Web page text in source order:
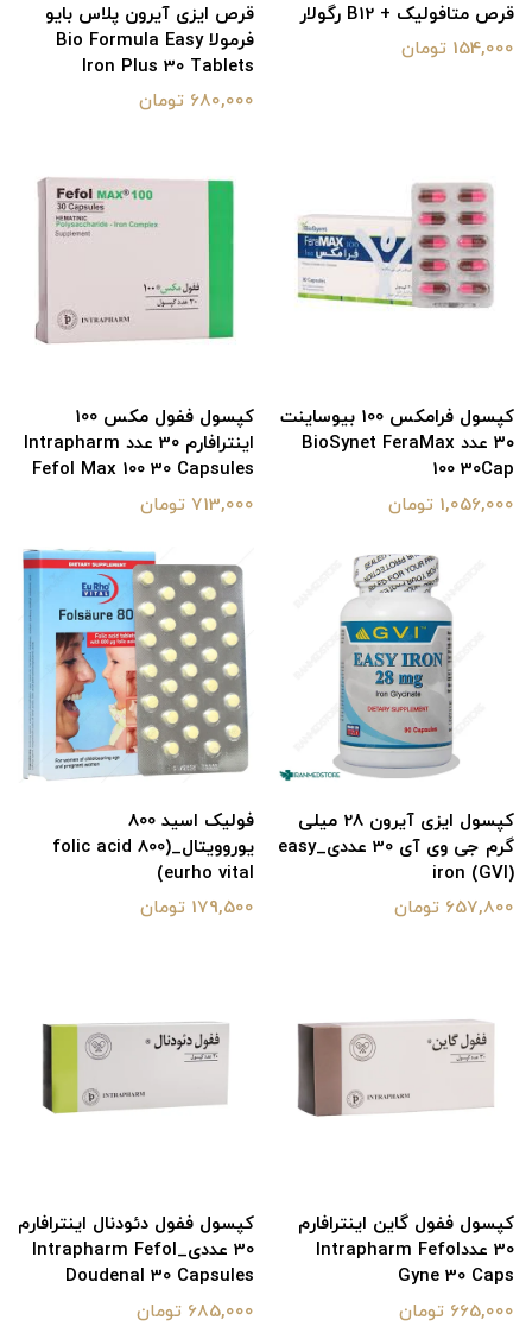
قرص متافولیک + B12 رگولار
154,000 تومان
قرص ایزی آیرون پلاس بایو
فرمولا Bio Formula Easy
Iron Plus 30 Tablets
680,000 تومان
کپسول فرامکس 100 بیوساینت
۳۰ عدد BioSynet FeraMax
100 30Cap
1,056,000 تومان
کپسول ففول مکس 100
اینترافارم 30 عدد Intrapharm
Fefol Max 100 30 Capsules
713,000 تومان
کپسول ایزی آیرون 28 میلی
گرم جی وی آی 30 عددی_easy
iron (GVI)
657,800 تومان
فولیک اسید 800
یوروویتال_(folic acid 800
(eurho vital
179,500 تومان
کپسول ففول گاین اینترافارم
30 عددIntrapharm Fefol
Gyne 30 Caps
665,000 تومان
کپسول ففول دئودنال اینترافارم
30 عددی_Intrapharm Fefol
Doudenal 30 Capsules
685,000 تومان